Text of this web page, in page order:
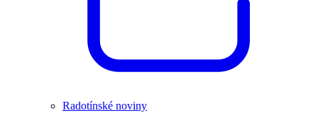
Radotínské noviny